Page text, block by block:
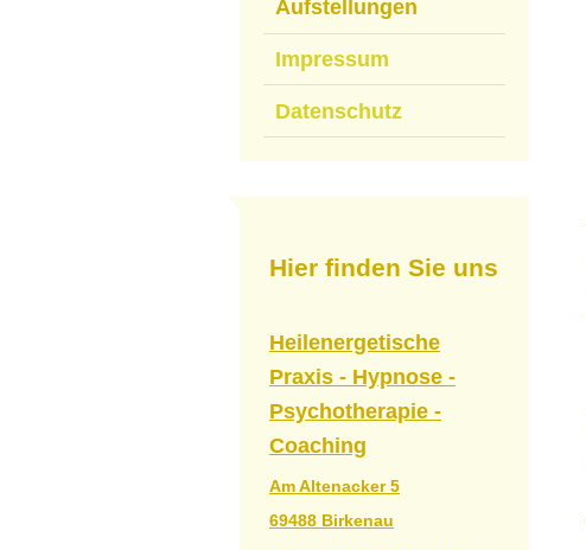
Aufstellungen
Impressum
Datenschutz
Hier finden Sie uns
Heilenergetische
Praxis - Hypnose -
Psychotherapie -
Coaching
Am Altenacker 5
69488 Birkenau